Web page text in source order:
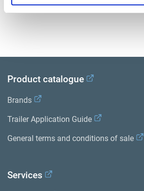
aumentar la facilidad de manejo y la
Product catalogue
Brands
Trailer Application Guide
General terms and conditions of sale
Services